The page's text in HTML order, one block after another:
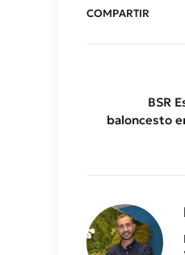
COMPARTIR
BSR
baloncesto